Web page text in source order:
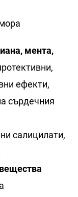
мента,
ефекти,
сърдечния
салицилати,